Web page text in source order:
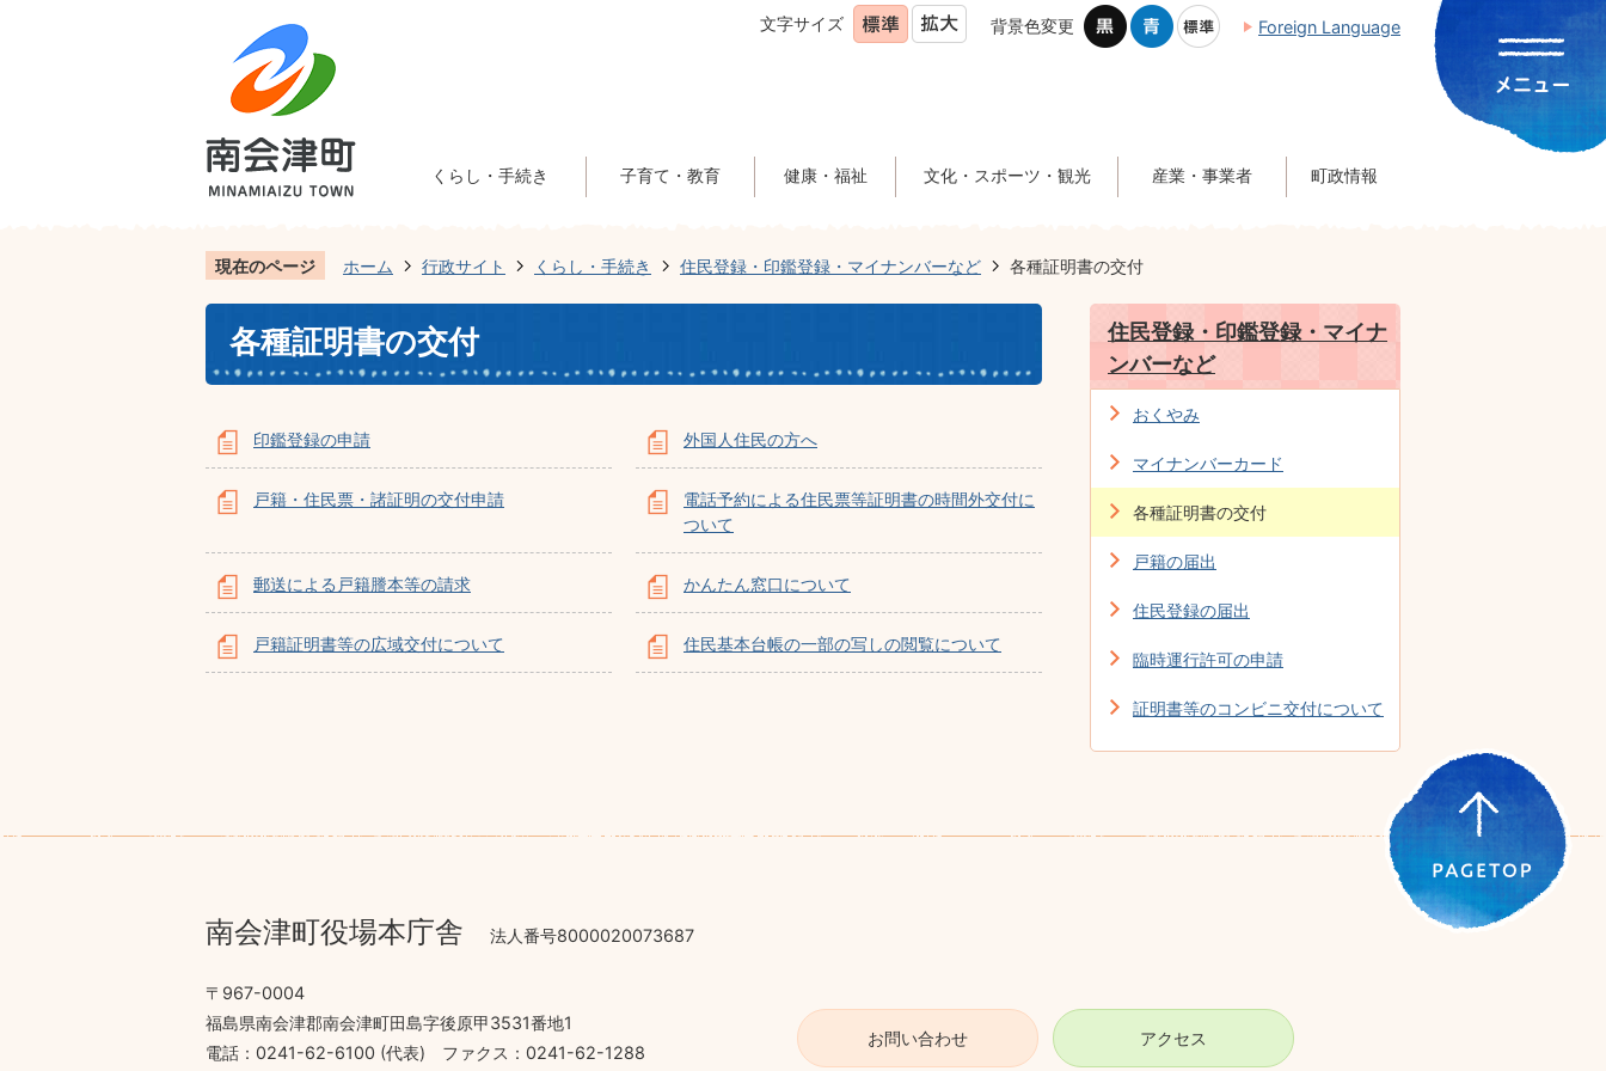
文字サイズ 背景色変更 Foreign Language
くらし・手続き 子育て・教育 健康・福祉 文化・スポーツ・観光 産業・事業者 町政情報
現在のページ ホーム 行政サイト くらし・手続き 住民登録・印鑑登録・マイナンバーなど 各種証明書の交付
各種証明書の交付
印鑑登録の申請 外国人住民の方へ
戸籍・住民票・諸証明の交付申請
電話予約による住民票等証明書の時間外交付に
ついて
郵送による戸籍謄本等の請求 かんたん窓口について
戸籍証明書等の広域交付について 住民基本台帳の一部の写しの閲覧について
住民登録・印鑑登録・マイナ
ンバーなど
おくやみ
マイナンバーカード
各種証明書の交付
戸籍の届出
住民登録の届出
臨時運行許可の申請
証明書等のコンビニ交付について
南会津町役場本庁舎 法人番号8000020073687
〒967-0004
福島県南会津郡南会津町田島字後原甲3531番地1
電話：0241-62-6100 (代表) ファクス：0241-62-1288
お問い合わせ アクセス